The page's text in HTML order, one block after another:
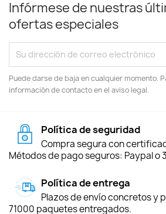
Infórmese de nuestras
ofertas especiales
Puede darse de baja en cualquier momento.
información de contacto en el aviso legal.
Política de seguridad
Compra segura con
Métodos de pago seguros: Paypal o
Política de entrega
Plazos de envío concretos y
71000 paquetes entregados.